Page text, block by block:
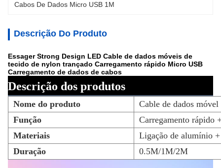
Cabos De Dados Micro USB 1M
Descrição Do Produto
Essager Strong Design LED Cable de dados móveis de
tecido de nylon trançado Carregamento rápido Micro USB
Carregamento de dados de cabos
Descrição dos produtos
Nome do produto
Cable de dados
Função
Carregamento rápido
Materiais
Ligação de alumínio
Duração
0.5M/1M/2M